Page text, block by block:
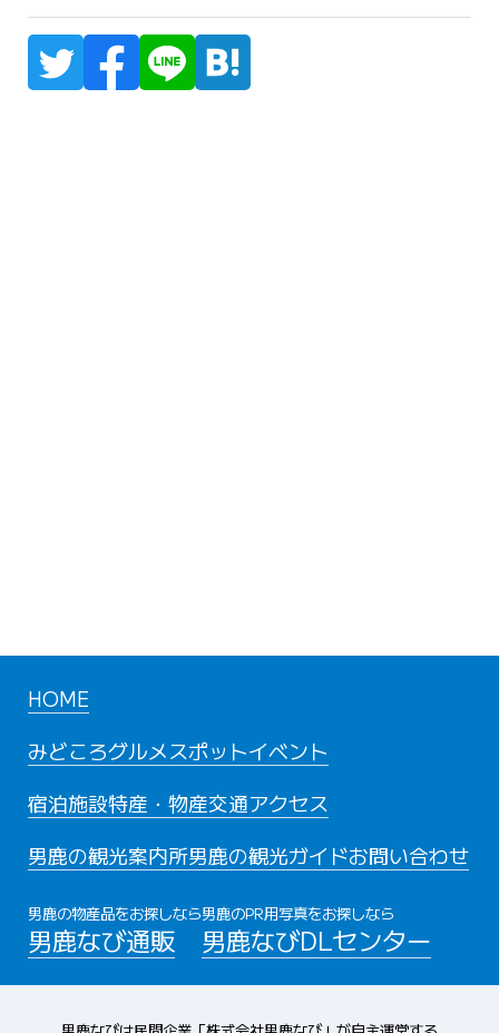
HOME
みどころグルメスポットイベント
宿泊施設特産・物産交通アクセス
男鹿の観光案内所男鹿の観光ガイドお問い合わせ
男鹿の物産品をお探しなら
男鹿なび通販
男鹿のPR用写真をお探しなら
男鹿なびDLセンター